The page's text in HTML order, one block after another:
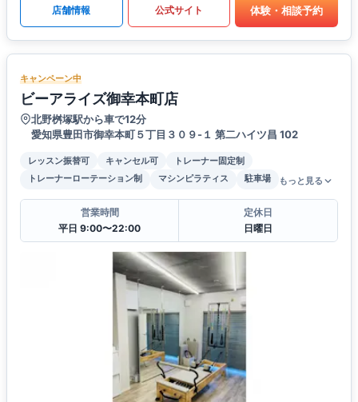
店舗情報 公式サイト 体験・相談予約
キャンペーン中
ビーアライズ御幸本町店
北野桝塚駅から車で12分
愛知県豊田市御幸本町５丁目３０９-１ 第二ハイツ昌 102
レッスン振替可 キャンセル可
トレーナー固定制
トレーナーローテーション制
マシンピラティス 駐車場 もっと見る
営業時間
平日 9:00〜22:00
定休日
日曜日